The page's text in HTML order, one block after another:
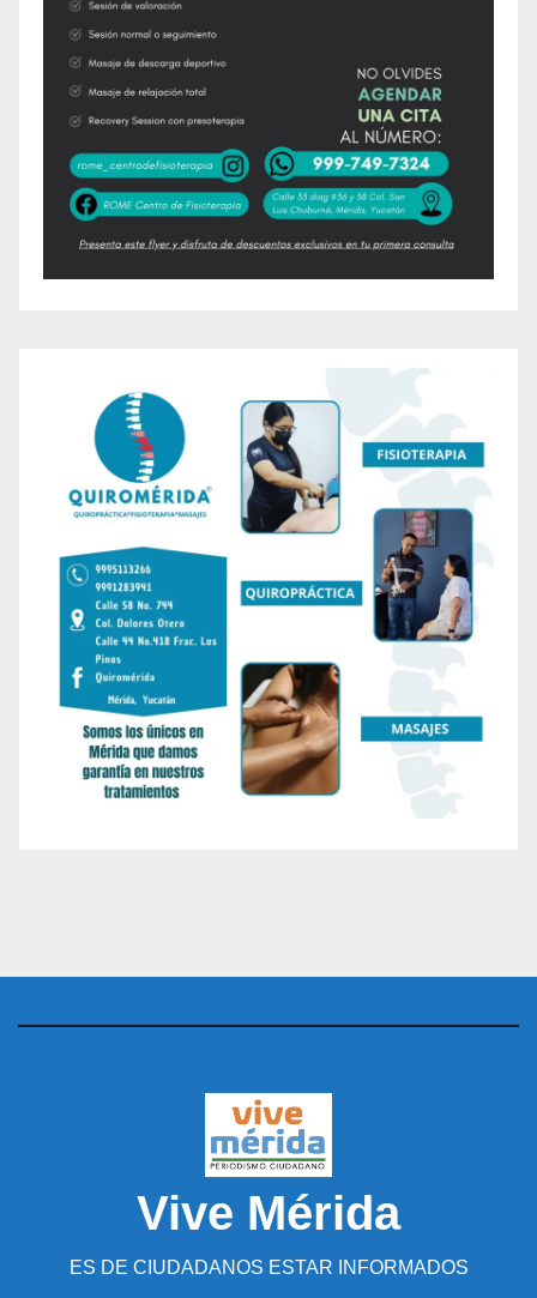
Vive Mérida
ES DE CIUDADANOS ESTAR INFORMADOS